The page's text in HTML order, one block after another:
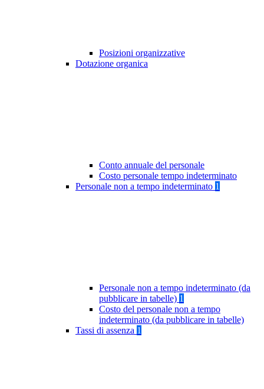
Posizioni organizzative
Dotazione organica
Conto annuale del personale
Costo personale tempo indeterminato
Personale non a tempo indeterminato 1
Personale non a tempo indeterminato (da
pubblicare in tabelle) 1
Costo del personale non a tempo
indeterminato (da pubblicare in tabelle)
Tassi di assenza 1